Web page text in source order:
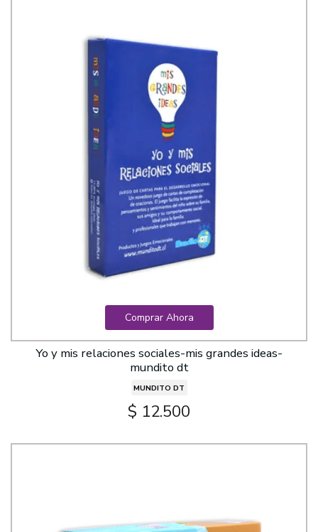
Comprar Ahora
Yo y mis relaciones sociales-mis grandes ideas-
mundito dt
MUNDITO DT
$ 12.500